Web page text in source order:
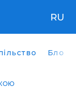
RU
Блоги